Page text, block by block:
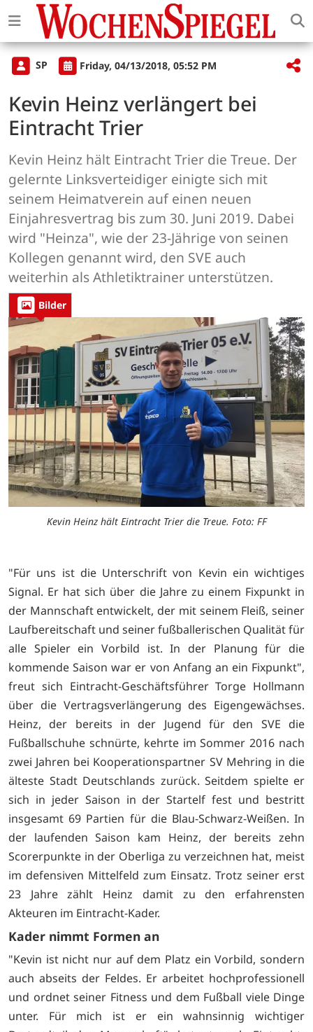
SP Friday, 04/13/2018, 05:52 PM
Kevin Heinz verlängert bei
Eintracht Trier
Kevin Heinz hält Eintracht Trier die Treue. Der
gelernte Linksverteidiger einigte sich mit
seinem Heimatverein auf einen neuen
Einjahresvertrag bis zum 30. Juni 2019. Dabei
wird "Heinza", wie der 23-Jährige von seinen
Kollegen genannt wird, den SVE auch
weiterhin als Athletiktrainer unterstützen.
Bilder
Kevin Heinz hält Eintracht Trier die Treue. Foto: FF
"Für uns ist die Unterschrift von Kevin ein wichtiges
Signal. Er hat sich über die Jahre zu einem Fixpunkt in
der Mannschaft entwickelt, der mit seinem Fleiß, seiner
Laufbereitschaft und seiner fußballerischen Qualität für
alle Spieler ein Vorbild ist. In der Planung für die
kommende Saison war er von Anfang an ein Fixpunkt",
freut sich Eintracht-Geschäftsführer Torge Hollmann
über die Vertragsverlängerung des Eigengewächses.
Heinz, der bereits in der Jugend für den SVE die
Fußballschuhe schnürte, kehrte im Sommer 2016 nach
zwei Jahren bei Kooperationspartner SV Mehring in die
älteste Stadt Deutschlands zurück. Seitdem spielte er
sich in jeder Saison in der Startelf fest und bestritt
insgesamt 69 Partien für die Blau-Schwarz-Weißen. In
der laufenden Saison kam Heinz, der bereits zehn
Scorerpunkte in der Oberliga zu verzeichnen hat, meist
im defensiven Mittelfeld zum Einsatz. Trotz seiner erst
23 Jahre zählt Heinz damit zu den erfahrensten
Akteuren im Eintracht-Kader.
Kader nimmt Formen an
"Kevin ist nicht nur auf dem Platz ein Vorbild, sondern
auch abseits der Feldes. Er arbeitet hochprofessionell
und ordnet seiner Fitness und dem Fußball viele Dinge
unter. Für mich ist er ein wahnsinnig wichtiger